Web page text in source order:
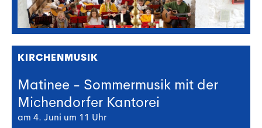
KIRCHENMUSIK
Matinee - Sommermusik mit der
Michendorfer Kantorei
am 4. Juni um 11 Uhr